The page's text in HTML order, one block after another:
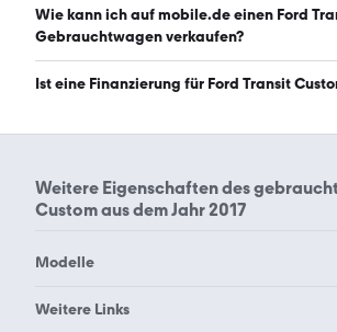
Den Ford Transit Custom 2017 gibt es in
Bauformen: Van. (Stand: 7.8.2026)
Wie kann ich auf mobile.de einen Ford
Gebrauchtwagen verkaufen?
Alle Informationen zum Verkauf an
Ist eine Finanzierung für Ford Transit
jeweiligen Angebotsseite berechnet
Weitere Eigenschaften des
Custom aus dem Jahr 2017
Modelle
Ford Aerostar
Weitere Links